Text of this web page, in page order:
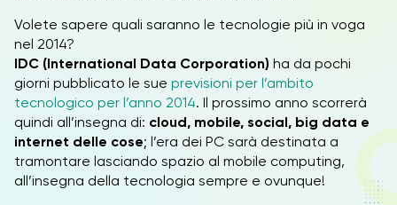
Volete sapere quali saranno le tecnologie più in voga
nel 2014?
IDC (International Data Corporation) ha da pochi
giorni pubblicato le sue previsioni per l’ambito
tecnologico per l’anno 2014. Il prossimo anno scorrerà
quindi all’insegna di: cloud, mobile, social, big data e
internet delle cose; l’era dei PC sarà destinata a
tramontare lasciando spazio al mobile computing,
all’insegna della tecnologia sempre e ovunque!